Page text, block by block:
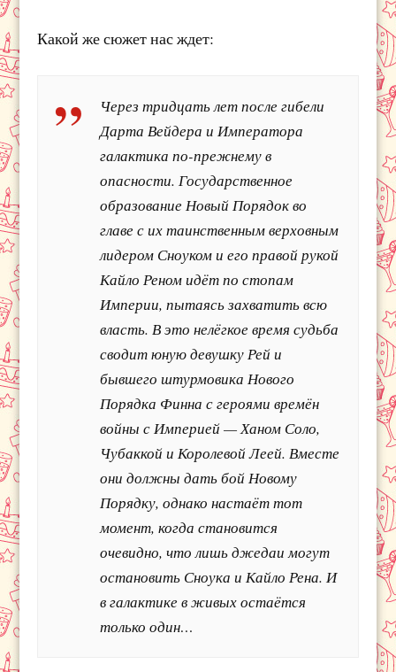
Какой же сюжет нас ждет:
Через тридцать лет после гибели
Дарта Вейдера и Императора
галактика по-прежнему в
опасности. Государственное
образование Новый Порядок во
главе с их таинственным верховным
лидером Сноуком и его правой рукой
Кайло Реном идёт по стопам
Империи, пытаясь захватить всю
власть. В это нелёгкое время судьба
сводит юную девушку Рей и
бывшего штурмовика Нового
Порядка Финна с героями времён
войны с Империей — Ханом Соло,
Чубаккой и Королевой Леей. Вместе
они должны дать бой Новому
Порядку, однако настаёт тот
момент, когда становится
очевидно, что лишь джедаи могут
остановить Сноука и Кайло Рена. И
в галактике в живых остаётся
только один…